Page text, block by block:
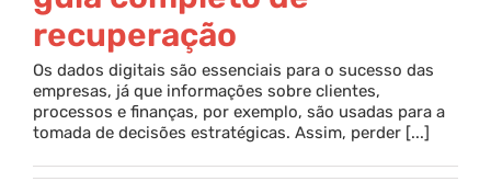
Parceria
Blog
recuperação
Os dados digitais são essenciais para o sucesso das
empresas, já que informações sobre clientes,
processos e finanças, por exemplo, são usadas para a
tomada de decisões estratégicas. Assim, perder [...]